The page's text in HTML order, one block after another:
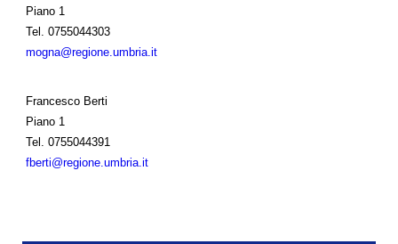
Piano 1
Tel.
0755044303
mogna@regione.umbria.it
Francesco Berti
Piano 1
Tel.
0755044391
fberti@regione.umbria.it